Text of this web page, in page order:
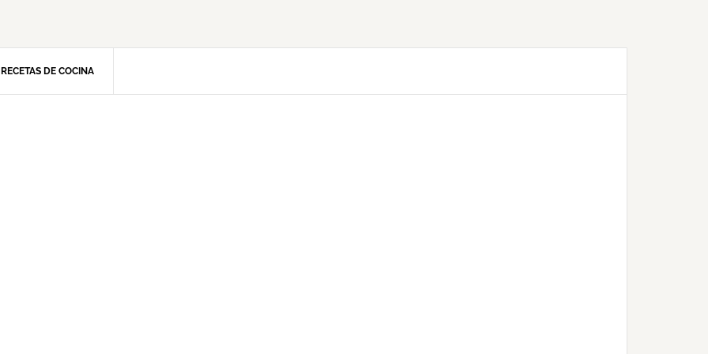
RECETAS DE COCINA